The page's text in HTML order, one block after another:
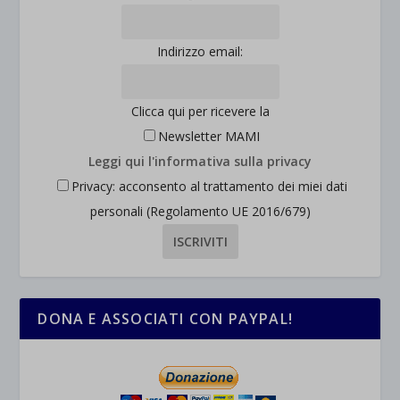
Indirizzo email:
Clicca qui per ricevere la
Newsletter MAMI
Leggi qui l'informativa sulla privacy
Privacy: acconsento al trattamento dei miei dati
personali (Regolamento UE 2016/679)
DONA E ASSOCIATI CON PAYPAL!